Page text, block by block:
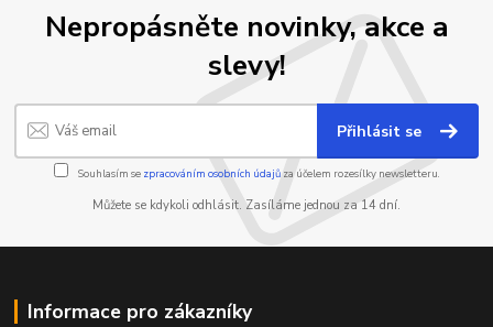
Nepropásněte novinky, akce a
slevy!
Přihlásit se
Souhlasím se zpracováním osobních údajůza účelem rozesílky newsletteru.
Můžete se kdykoli odhlásit. Zasíláme jednou za 14 dní.
Informace pro zákazníky